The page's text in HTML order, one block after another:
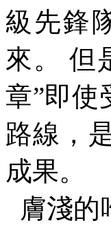
級先鋒
來。
但
章”即使
路線，
成果。
膚淺的